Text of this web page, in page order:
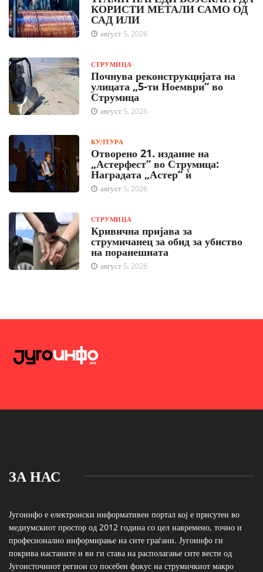
КОРИСТИ МЕТАЛИ САМО ОД
САД ИЛИ
август 5, 2026
СТРУМИЦА
Почнува реконструкцијата на
улицата „5-ти Ноември“ во
Струмица
август 5, 2026
КУЛТУРА
Отворено 21. издание на
„Астерфест“ во Струмица:
Наградата „Астер“ ѝ
август 5, 2026
СТРУМИЦА
Кривична пријава за
струмичанец за обид за убиство
на поранешната
август 5, 2026
ЗА НАС
Југоинфо е електронски информативен портал кој е присутен во
медиумскиот простор од 2012 година со цел навремено, точно и
професионално информирање на сите граѓани. Југоинфо ги
покрива настаните и ви ги става на располагање сите вести од
Југоисточниот регион со посебен фокус на струмичкиот макро